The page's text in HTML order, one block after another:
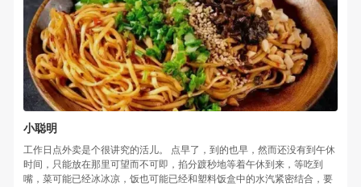
小聪明
工作日点外卖是个很讲究的活儿。 点早了，到的也早，然而还没有到午休
时间，只能放在那里可望而不可即，掐分踱秒地等着午休到来，等吃到
嘴，菜可能已经冰冰凉，饭也可能已经和塑料饭盒中的水汽紧密结合，要